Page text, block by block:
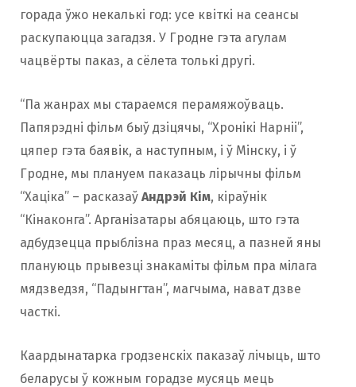
горада ўжо некалькі год: усе квіткі на сеансы
раскупаюцца загадзя. У Гродне гэта агулам
чацвёрты паказ, а сёлета толькі другі.
“Па жанрах мы стараемся перамяжоўваць.
Папярэдні фільм быў дзіцячы, “Хронікі Нарніі”,
цяпер гэта баявік, а наступным, і ў Мінску, і ў
Гродне, мы плануем паказаць лірычны фільм
“Хаціка” – расказаў Андрэй Кім, кіраўнік
“Кінаконга”. Арганізатары абяцаюць, што гэта
адбудзецца прыблізна праз месяц, а пазней яны
плануюць прывезці знакаміты фільм пра мілага
мядзведзя, “Падынгтан”, магчыма, нават дзве
часткі.
Каардынатарка гродзенскіх паказаў лічыць, што
беларусы ў кожным горадзе мусяць мець